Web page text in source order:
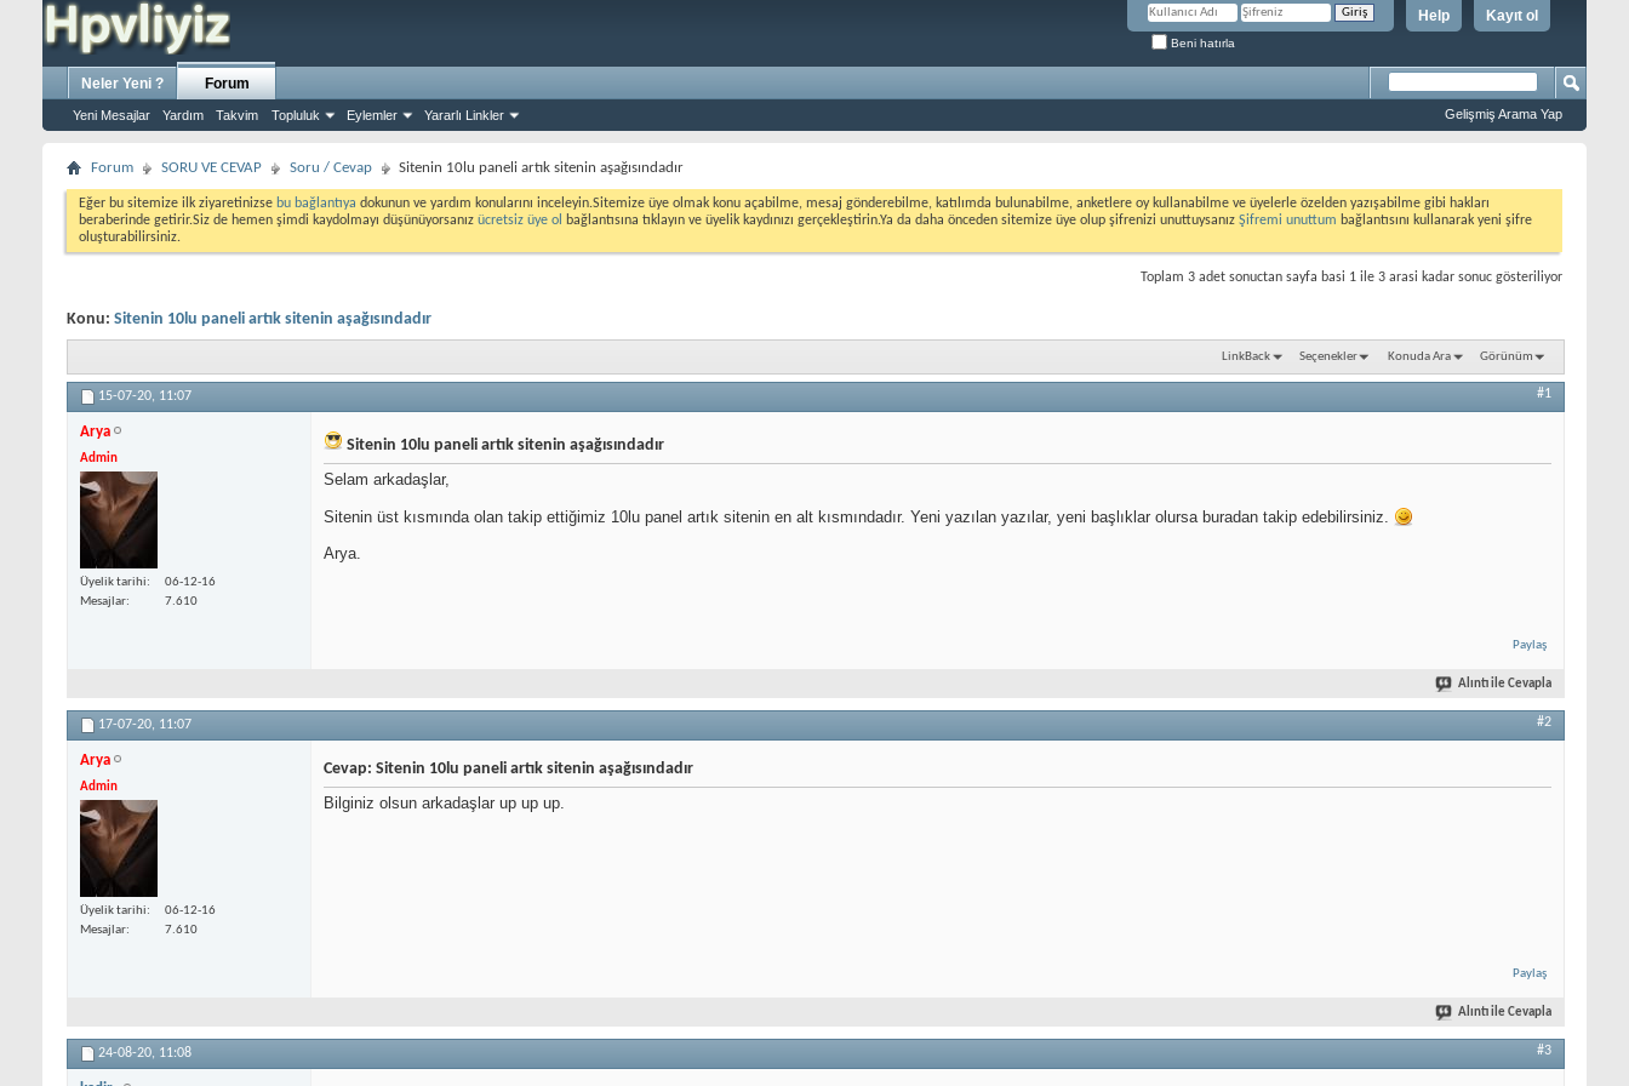
Kayıt ol
Help
Beni hatırla
Neler Yeni ? Forum
Yeni Mesajlar Yardım Takvim Topluluk Eylemler Yararlı Linkler Gelişmiş Arama Yap
Forum SORU VE CEVAP Soru / Cevap Sitenin 10lu paneli artık sitenin aşağısındadır
Eğer bu sitemize ilk ziyaretinizse bu bağlantıya dokunun ve yardım konularını inceleyin.Sitemize üye olmak konu açabilme, mesaj gönderebilme, katılımda bulunabilme, anketlere oy kullanabilme ve üyelerle özelden yazışabilme gibi hakları
beraberinde getirir.Siz de hemen şimdi kaydolmayı düşünüyorsanız ücretsiz üye ol bağlantısına tıklayın ve üyelik kaydınızı gerçekleştirin.Ya da daha önceden sitemize üye olup şifrenizi unuttuysanız Şifremi unuttum bağlantısını kullanarak yeni şifre
oluşturabilirsiniz.
Toplam 3 adet sonuctan sayfa basi 1 ile 3 arasi kadar sonuc gösteriliyor
Konu: Sitenin 10lu paneli artık sitenin aşağısındadır
LinkBack Seçenekler Konuda Ara Görünüm
15-07-20, 11:07 #1
Arya
Admin
Üyelik tarihi
06-12-16
Mesajlar
7.610
Sitenin 10lu paneli artık sitenin aşağısındadır
Selam arkadaşlar,
Sitenin üst kısmında olan takip ettiğimiz 10lu panel artık sitenin en alt kısmındadır. Yeni yazılan yazılar, yeni başlıklar olursa buradan takip edebilirsiniz.
Arya.
Paylaş
Alıntı ile Cevapla
17-07-20, 11:07 #2
Arya
Admin
Üyelik tarihi
06-12-16
Mesajlar
7.610
Cevap: Sitenin 10lu paneli artık sitenin aşağısındadır
Bilginiz olsun arkadaşlar up up up.
Paylaş
Alıntı ile Cevapla
24-08-20, 11:08 #3